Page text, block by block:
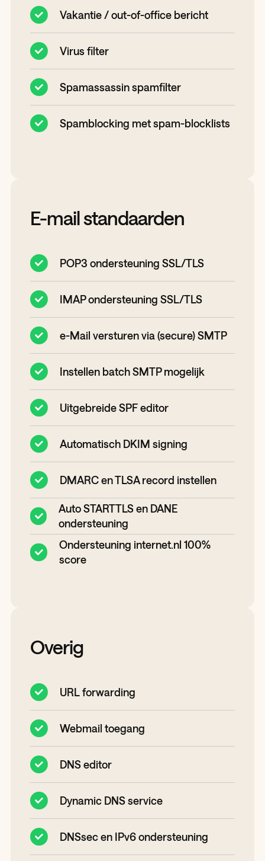
Vakantie / out-of-office bericht
Virus filter
Spamassassin spamfilter
Spamblocking met spam-blocklists
E-mail standaarden
POP3 ondersteuning SSL/TLS
IMAP ondersteuning SSL/TLS
e-Mail versturen via (secure) SMTP
Instellen batch SMTP mogelijk
Uitgebreide SPF editor
Automatisch DKIM signing
DMARC en TLSA record instellen
Auto STARTTLS en DANE
ondersteuning
Ondersteuning internet.nl 100%
score
Overig
URL forwarding
Webmail toegang
DNS editor
Dynamic DNS service
DNSsec en IPv6 ondersteuning